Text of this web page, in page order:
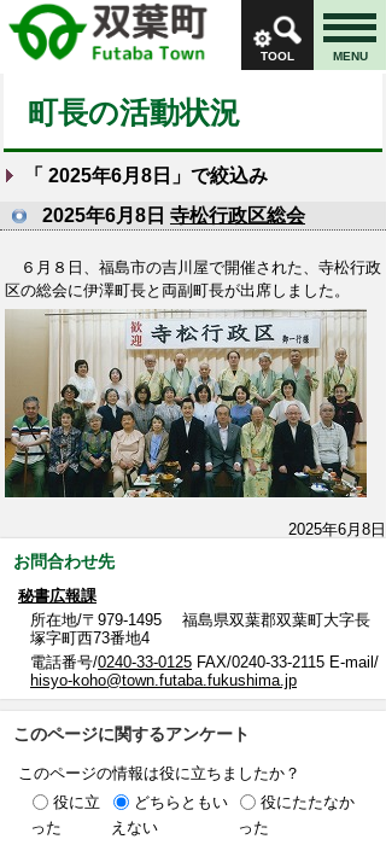
TOOL MENU
町長の活動状況
「 2025年6月8日 」で絞込み
2025年6月8日 寺松行政区総会
６月８日、福島市の吉川屋で開催された、寺松行政
区の総会に伊澤町長と両副町長が出席しました。
2025年6月8日
お問合わせ先
秘書広報課
所在地/〒979-1495 福島県双葉郡双葉町大字長
塚字町西73番地4
電話番号/0240-33-0125 FAX/0240-33-2115 E-mail/
hisyo-koho@town.futaba.fukushima.jp
このページに関するアンケート
このページの情報は役に立ちましたか？
役に立
った
どちらともい
えない
役にたたなか
った